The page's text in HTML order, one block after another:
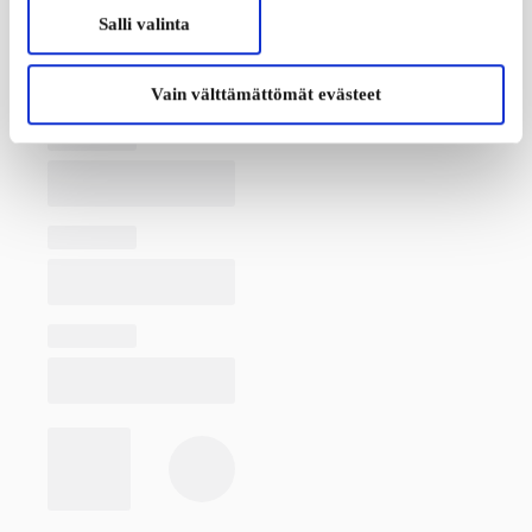
Salli valinta
Vain välttämättömät evästeet